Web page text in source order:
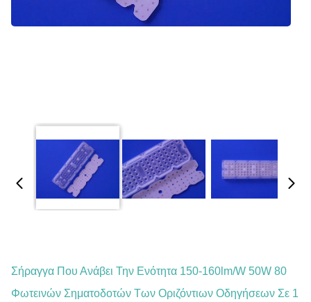
Σήραγγα Που Ανάβει Την Ενότητα 150-160lm/w 50W 80
Φωτεινών Σηματοδοτών Των Οριζόντιων Οδηγήσεων Σε 1